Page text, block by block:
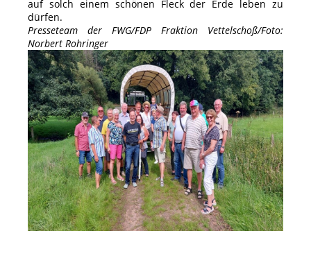
auf solch einem schönen Fleck der Erde leben zu
dürfen.
Presseteam der FWG/FDP Fraktion Vettelschoß/Foto:
Norbert Rohringer